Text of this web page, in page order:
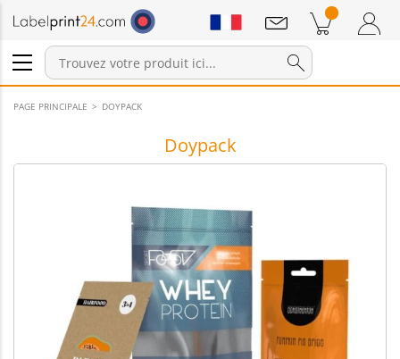
Connexion / Inscription
Produits dans le panier
Annonces
PAGE PRINCIPALE DOYPACK
Doypack